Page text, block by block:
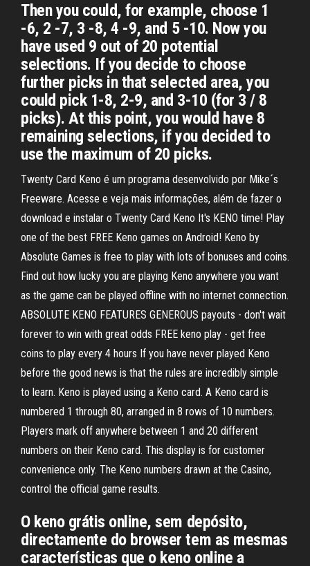
Then you could, for example, choose 1
-6, 2 -7, 3 -8, 4 -9, and 5 -10. Now you
have used 9 out of 20 potential
selections. If you decide to choose
further picks in that selected area, you
could pick 1-8, 2-9, and 3-10 (for 3 / 8
picks). At this point, you would have 8
remaining selections, if you decided to
use the maximum of 20 picks.
Twenty Card Keno é um programa desenvolvido por Mike´s
Freeware. Acesse e veja mais informações, além de fazer o
download e instalar o Twenty Card Keno It's KENO time! Play
one of the best FREE Keno games on Android! Keno by
Absolute Games is free to play with lots of bonuses and coins.
Find out how lucky you are playing Keno anywhere you want
as the game can be played offline with no internet connection.
ABSOLUTE KENO FEATURES GENEROUS payouts - don't wait
forever to win with great odds FREE keno play - get free
coins to play every 4 hours If you have never played Keno
before the good news is that the rules are incredibly simple
to learn. Keno is played using a Keno card. A Keno card is
numbered 1 through 80, arranged in 8 rows of 10 numbers.
Players mark off anywhere between 1 and 20 different
numbers on their Keno card. This display is for customer
convenience only. The Keno numbers drawn at the Casino,
control the official game results.
O keno grátis online, sem depósito,
directamente do browser tem as mesmas
características que o keno online a